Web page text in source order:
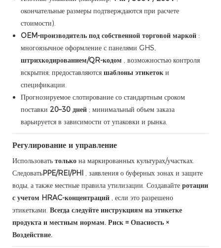
окончательные размеры подтверждаются при расчете
стоимости).
OEM-производитель под собственной торговой маркой:
многоязычное оформление с панелями GHS,
штрихкодированием/QR-кодом , возможностью контроля
вскрытия; предоставляются шаблоны этикетоки
спецификации.
Прогнозируемое слотирование со стандартным сроком
поставки 20–30 дней; минимальный объем заказа
варьируется в зависимости от упаковки и рынка.
Регулирование и управление
Использовать только на маркированных культурах/участках.
СледоватьPPE/REI/PHI
, заявления о буферных зонах и защите
воды, а также местные правила утилизации. Создавайте ротации
с учетом HRAC-концентраций , если это разрешено
этикетками. Всегда следуйте инструкциям на этикетке
продукта и местным нормам. Риск = Опасность ×
Воздействие.